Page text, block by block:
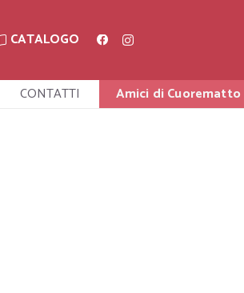
CATALOGO
CONTATTI Amici di Cuorematto